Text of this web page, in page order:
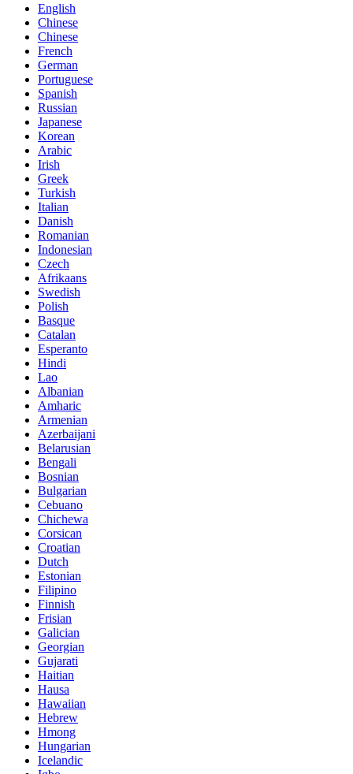
English
Chinese
Chinese
French
German
Portuguese
Spanish
Russian
Japanese
Korean
Arabic
Irish
Greek
Turkish
Italian
Danish
Romanian
Indonesian
Czech
Afrikaans
Swedish
Polish
Basque
Catalan
Esperanto
Hindi
Lao
Albanian
Amharic
Armenian
Azerbaijani
Belarusian
Bengali
Bosnian
Bulgarian
Cebuano
Chichewa
Corsican
Croatian
Dutch
Estonian
Filipino
Finnish
Frisian
Galician
Georgian
Gujarati
Haitian
Hausa
Hawaiian
Hebrew
Hmong
Hungarian
Icelandic